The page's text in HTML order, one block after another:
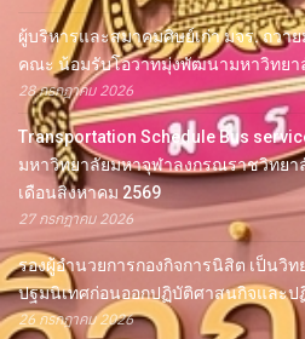
ผู้บริหารและสมาคมศิษย์เก่า มจร. ถวา
คณะ น้อมรับโอวาทมุ่งพัฒนามหาวิทยา
28 กรกฎาคม 2026
Transportation Schedule Bus
มหาวิทยาลัยมหาจุฬาลงกรณราชวิทยา
เดือนสิงหาคม 2569
27 กรกฎาคม 2026
รองผู้อำนวยการกองกิจการนิสิต เป็นวิท
ปฐมนิเทศก่อนออกปฏิบัติศาสนกิจและป
26 กรกฎาคม 2026